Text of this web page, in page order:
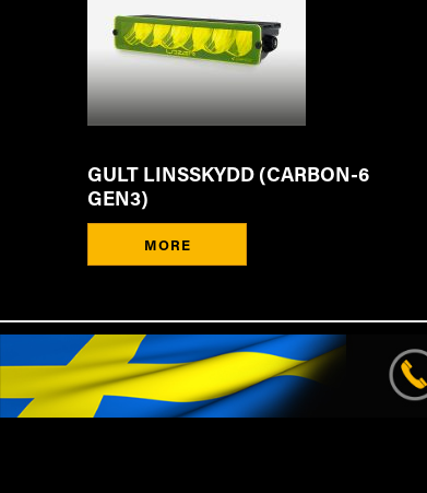
MORE
GULT LINSSKYDD (CARBON-6
GEN3)